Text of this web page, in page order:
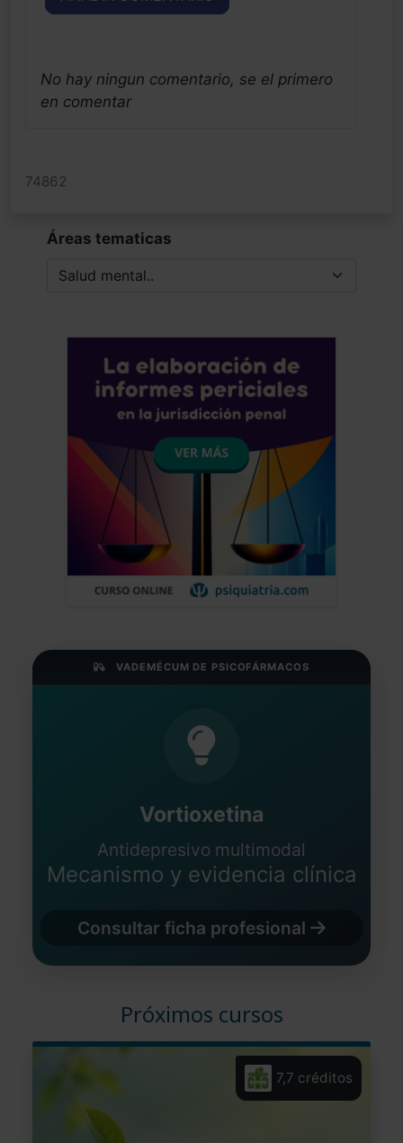
No hay ningun comentario, se el primero
en comentar
74862
Áreas tematicas
VADEMÉCUM DE PSICOFÁRMACOS
Vortioxetina
Antidepresivo multimodal
Mecanismo y evidencia clínica
Consultar ficha profesional
Próximos cursos
7,7 créditos